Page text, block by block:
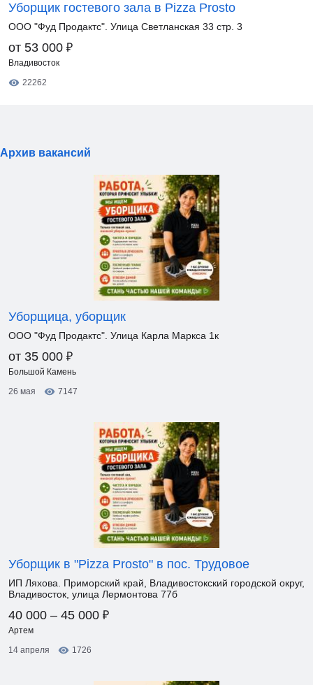
Уборщик гостевого зала в Pizza Prosto
ООО "Фуд Продактс". Улица Светланская 33 стр. 3
от 53 000 ₽
Владивосток
22262
Архив вакансий
Уборщица, уборщик
ООО "Фуд Продактс". Улица Карла Маркса 1к
от 35 000 ₽
Большой Камень
26 мая
7147
Уборщик в "Pizza Prosto" в пос. Трудовое
ИП Ляхова. Приморский край, Владивостокский городской округ,
Владивосток, улица Лермонтова 77б
40 000 – 45 000 ₽
Артем
14 апреля
1726